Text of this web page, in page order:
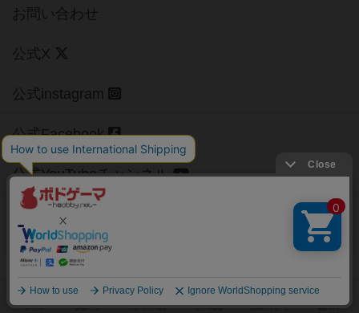
お問い合わせ
公式X
公式instagram
公式Facebook
公式YouTubeチャンネル